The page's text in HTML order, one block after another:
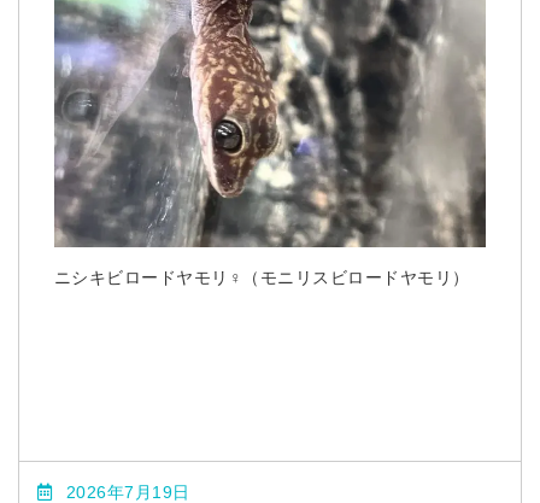
ニシキビロードヤモリ♀（モニリスビロードヤモリ）
2026年7月19日